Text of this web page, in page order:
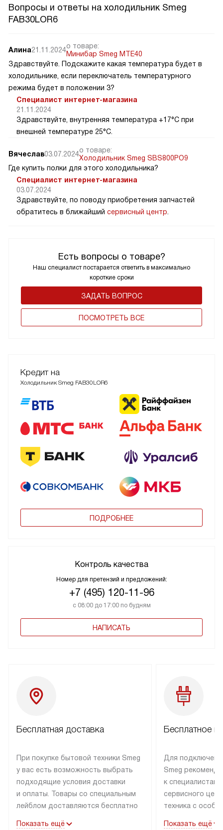
Вопросы и ответы на холодильник Smeg
FAB30LOR6
Есть вопросы о товаре?
Наш специалист постарается ответить в максимально
короткие сроки
ЗАДАТЬ ВОПРОС
ПОCМОТРЕТЬ ВСЕ
Алина21.11.2024о товаре:
Минибар Smeg MTE40
Здравствуйте. Подскажите какая температура будет в
холодильнике, если переключатель температурного
режима будет в положении 3?
Специалист интернет-магазина
21.11.2024
Здравствуйте, внутренняя температура +17°C при
внешней температуре 25°C.
Вячеслав03.07.2024о товаре:
Холодильник Smeg SBS800PO9
Где купить полки для этого холодильника?
Специалист интернет-магазина
03.07.2024
Здравствуйте, по поводу приобретения запчастей
обратитесь в ближайший сервисный центр
Кредит на
Холодильник Smeg FAB30LOR6
ПОДРОБНЕЕ
Контроль качества
Номер для претензий и предложений:
+7 (495) 120-11-96
с 08:00 до 17:00 по будням
НАПИСАТЬ
Бесплатная доставка
При покупке бытовой техники Smeg
у вас есть возможность выбрать
подходящие условия доставки
и оплаты. Товары со специальным
лейблом доставляются бесплатно
Показать ещё
Бесплатное
Для
Smeg
к специалистам
сервисного
техника с
Показать ещё